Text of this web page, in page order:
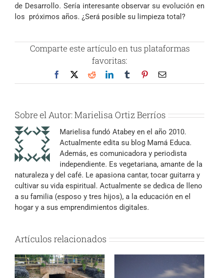
de Desarrollo. Sería interesante observar su evolución en
los próximos años. ¿Será posible su limpieza total?
Comparte este artículo en tus plataformas
favoritas:
Facebook RedditLinkedInTumblr PinterestCorreo
electrónico
Sobre el Autor:Marielisa Ortiz Berríos
Marielisa fundó Atabey en el año 2010.
Actualmente edita su blog Mamá Educa.
Además, es comunicadora y periodista
independiente. Es vegetariana, amante de la
naturaleza y del café. Le apasiona cantar, tocar guitarra y
cultivar su vida espiritual. Actualmente se dedica de lleno
a su familia (esposo y tres hijos), a la educación en el
hogar y a sus emprendimientos digitales.
Artículos relacionados